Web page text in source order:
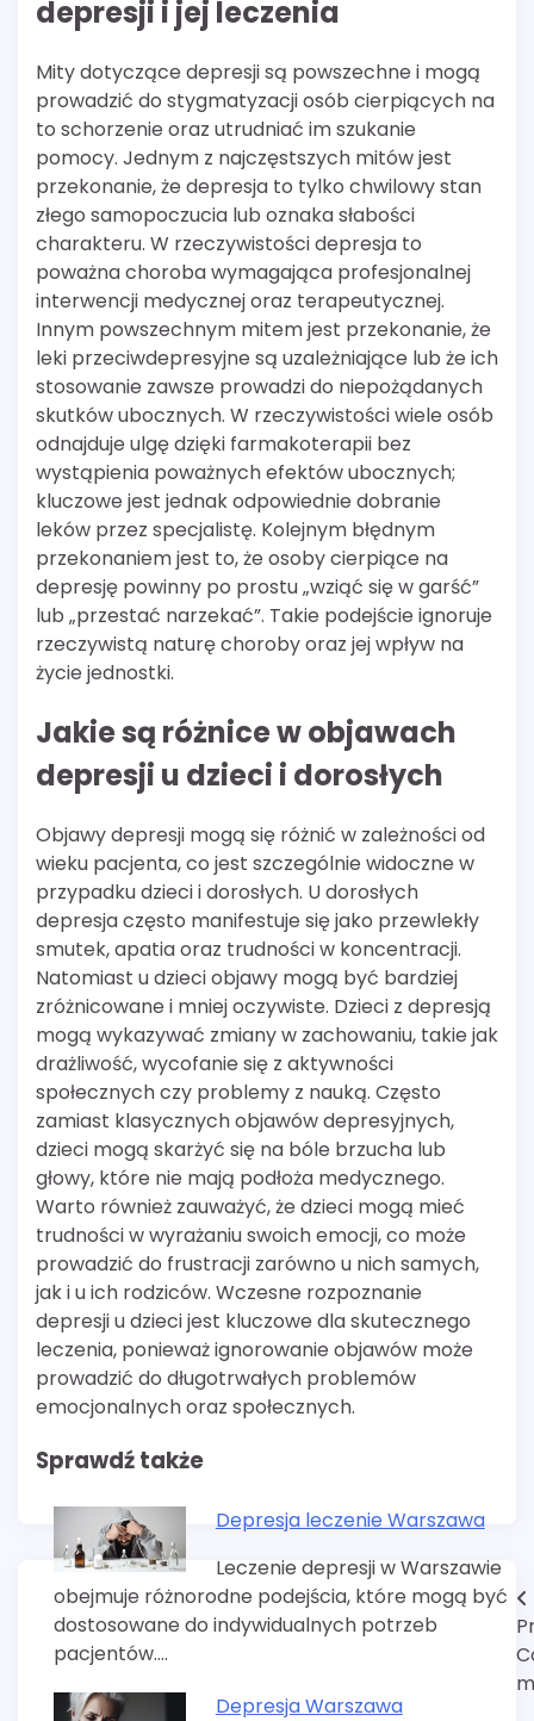
depresji i jej leczenia
Mity dotyczące depresji są powszechne i mogą
prowadzić do stygmatyzacji osób cierpiących na
to schorzenie oraz utrudniać im szukanie
pomocy. Jednym z najczęstszych mitów jest
przekonanie, że depresja to tylko chwilowy stan
złego samopoczucia lub oznaka słabości
charakteru. W rzeczywistości depresja to
poważna choroba wymagająca profesjonalnej
interwencji medycznej oraz terapeutycznej.
Innym powszechnym mitem jest przekonanie, że
leki przeciwdepresyjne są uzależniające lub że ich
stosowanie zawsze prowadzi do niepożądanych
skutków ubocznych. W rzeczywistości wiele osób
odnajduje ulgę dzięki farmakoterapii bez
wystąpienia poważnych efektów ubocznych;
kluczowe jest jednak odpowiednie dobranie
leków przez specjalistę. Kolejnym błędnym
przekonaniem jest to, że osoby cierpiące na
depresję powinny po prostu „wziąć się w garść”
lub „przestać narzekać”. Takie podejście ignoruje
rzeczywistą naturę choroby oraz jej wpływ na
życie jednostki.
Jakie są różnice w objawach
depresji u dzieci i dorosłych
Objawy depresji mogą się różnić w zależności od
wieku pacjenta, co jest szczególnie widoczne w
przypadku dzieci i dorosłych. U dorosłych
depresja często manifestuje się jako przewlekły
smutek, apatia oraz trudności w koncentracji.
Natomiast u dzieci objawy mogą być bardziej
zróżnicowane i mniej oczywiste. Dzieci z depresją
mogą wykazywać zmiany w zachowaniu, takie jak
drażliwość, wycofanie się z aktywności
społecznych czy problemy z nauką. Często
zamiast klasycznych objawów depresyjnych,
dzieci mogą skarżyć się na bóle brzucha lub
głowy, które nie mają podłoża medycznego.
Warto również zauważyć, że dzieci mogą mieć
trudności w wyrażaniu swoich emocji, co może
prowadzić do frustracji zarówno u nich samych,
jak i u ich rodziców. Wczesne rozpoznanie
depresji u dzieci jest kluczowe dla skutecznego
leczenia, ponieważ ignorowanie objawów może
prowadzić do długotrwałych problemów
emocjonalnych oraz społecznych.
Sprawdź także
Depresja leczenie Warszawa
Leczenie depresji w Warszawie
obejmuje różnorodne podejścia, które mogą być
dostosowane do indywidualnych potrzeb
pacjentów.…
Depresja Warszawa
Nawigacja
wpisu